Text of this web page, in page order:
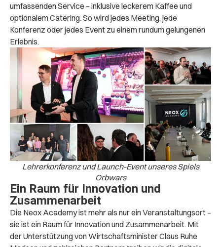
umfassenden Service – inklusive leckerem Kaffee und
optionalem Catering. So wird jedes Meeting, jede
Konferenz oder jedes Event zu einem rundum gelungenen
Erlebnis.
Lehrerkonferenz und Launch-Event unseres Spiels
Orbwars
Ein Raum für Innovation und
Zusammenarbeit
Die Neox Academy ist mehr als nur ein Veranstaltungsort –
sie ist ein Raum für Innovation und Zusammenarbeit. Mit
der Unterstützung von Wirtschaftsminister Claus Ruhe